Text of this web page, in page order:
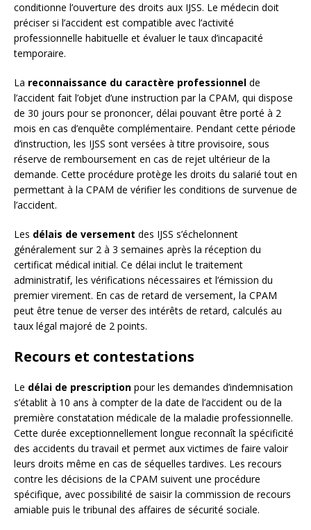
conditionne l’ouverture des droits aux IJSS. Le médecin doit
préciser si l’accident est compatible avec l’activité
professionnelle habituelle et évaluer le taux d’incapacité
temporaire.
La reconnaissance du caractère professionnel de
l’accident fait l’objet d’une instruction par la CPAM, qui dispose
de 30 jours pour se prononcer, délai pouvant être porté à 2
mois en cas d’enquête complémentaire. Pendant cette période
d’instruction, les IJSS sont versées à titre provisoire, sous
réserve de remboursement en cas de rejet ultérieur de la
demande. Cette procédure protège les droits du salarié tout en
permettant à la CPAM de vérifier les conditions de survenue de
l’accident.
Les délais de versement des IJSS s’échelonnent
généralement sur 2 à 3 semaines après la réception du
certificat médical initial. Ce délai inclut le traitement
administratif, les vérifications nécessaires et l’émission du
premier virement. En cas de retard de versement, la CPAM
peut être tenue de verser des intérêts de retard, calculés au
taux légal majoré de 2 points.
Recours et contestations
Le délai de prescription pour les demandes d’indemnisation
s’établit à 10 ans à compter de la date de l’accident ou de la
première constatation médicale de la maladie professionnelle.
Cette durée exceptionnellement longue reconnaît la spécificité
des accidents du travail et permet aux victimes de faire valoir
leurs droits même en cas de séquelles tardives. Les recours
contre les décisions de la CPAM suivent une procédure
spécifique, avec possibilité de saisir la commission de recours
amiable puis le tribunal des affaires de sécurité sociale.